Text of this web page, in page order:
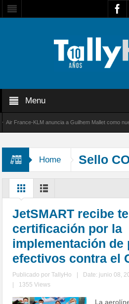
Menu
KLM anuncia a Guilhem Mallet como nuevo
Home Sello
JetSMART recibe
certificación por la
implementación de
efectivos contra el
Publicado porTallyHo Date: junio 08,
1355 Views
La